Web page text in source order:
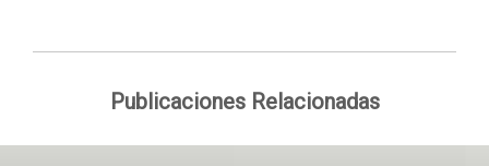
Publicaciones Relacionadas